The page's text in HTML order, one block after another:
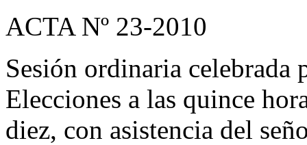
ACTA Nº 23-2010
Sesión ordinaria
Elecciones a las quince
diez, con asistencia del